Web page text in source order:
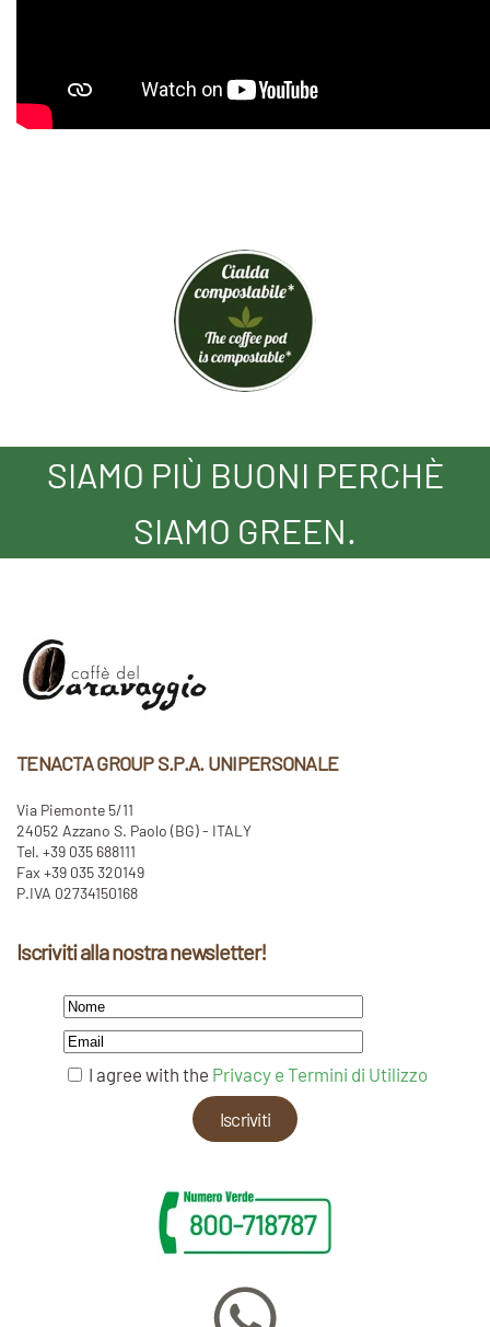
SIAMO PIÙ BUONI PERCHÈ
SIAMO GREEN.
TENACTA GROUP S.P.A. UNIPERSONALE
Via Piemonte 5/11
24052 Azzano S. Paolo (BG) - ITALY
Tel. +39 035 688111
Fax +39 035 320149
P.IVA 02734150168
Iscriviti alla nostra newsletter!
I agree with the Privacy e Termini di Utilizzo